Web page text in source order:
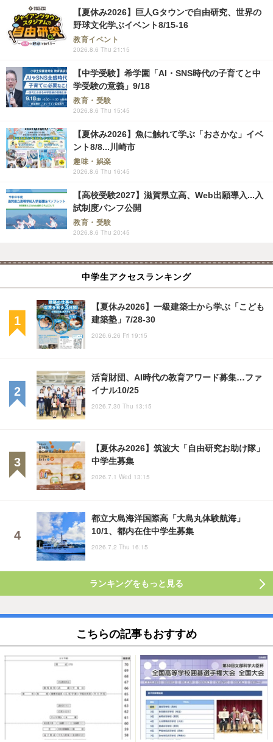
【夏休み2026】巨人Gタウンで自由研究、世界の
野球文化学ぶイベント8/15-16
教育イベント
2026.8.6 Thu 21:15
【中学受験】希学園「AI・SNS時代の子育てと中
学受験の意義」9/18
教育・受験
2026.8.6 Thu 15:45
【夏休み2026】魚に触れて学ぶ「おさかな」イベ
ント8/8...川崎市
趣味・娯楽
2026.8.6 Thu 16:45
【高校受験2027】滋賀県立高、Web出願導入...入
試制度パンフ公開
教育・受験
2026.8.6 Thu 20:45
中学生アクセスランキング
【夏休み2026】一級建築士から学ぶ「こども
建築塾」7/28-30
2026.6.26 Fri 19:15
活育財団、AI時代の教育アワード募集…ファ
イナル10/25
2026.7.30 Thu 13:15
【夏休み2026】筑波大「自由研究お助け隊」
中学生募集
2026.7.1 Wed 13:15
都立大島海洋国際高「大島丸体験航海」
10/1、都内在住中学生募集
2026.7.2 Thu 16:15
ランキングをもっと見る
こちらの記事もおすすめ